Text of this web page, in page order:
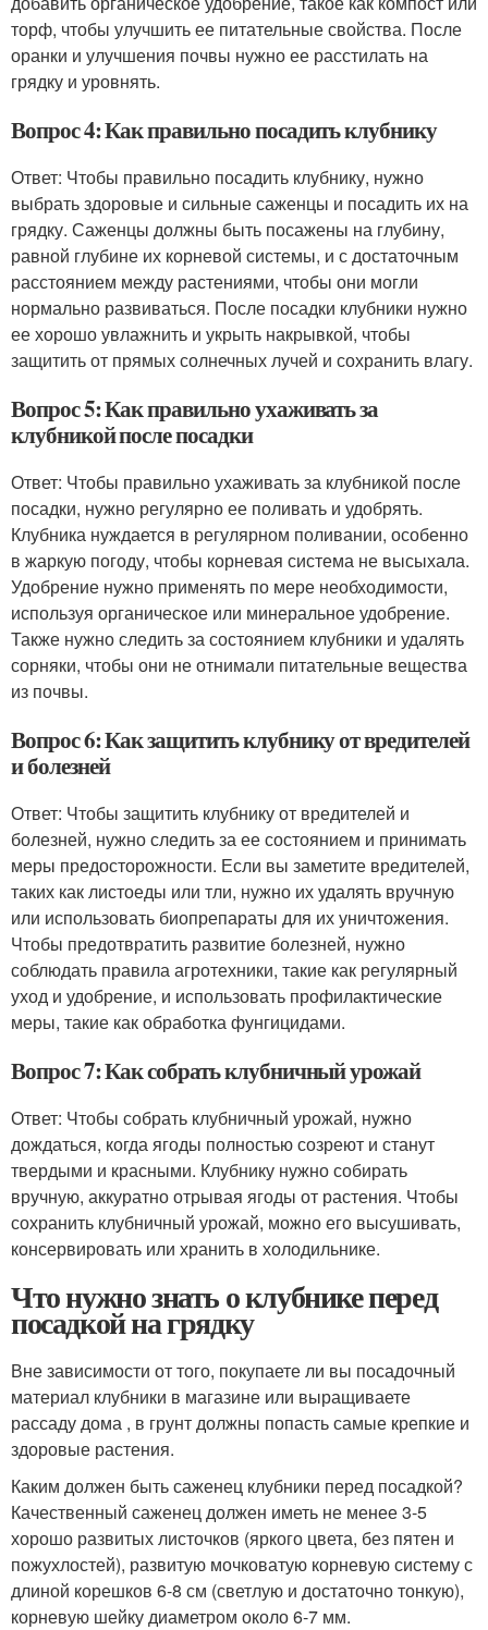
торф, чтобы улучшить ее питательные свойства. После
оранки и улучшения почвы нужно ее расстилать на
грядку и уровнять.
Вопрос 4: Как правильно посадить клубнику
Ответ: Чтобы правильно посадить клубнику, нужно
выбрать здоровые и сильные саженцы и посадить их на
грядку. Саженцы должны быть посажены на глубину,
равной глубине их корневой системы, и с достаточным
расстоянием между растениями, чтобы они могли
нормально развиваться. После посадки клубники нужно
ее хорошо увлажнить и укрыть накрывкой, чтобы
защитить от прямых солнечных лучей и сохранить влагу.
Вопрос 5: Как правильно ухаживать за
клубникой после посадки
Ответ: Чтобы правильно ухаживать за клубникой после
посадки, нужно регулярно ее поливать и удобрять.
Клубника нуждается в регулярном поливании, особенно
в жаркую погоду, чтобы корневая система не высыхала.
Удобрение нужно применять по мере необходимости,
используя органическое или минеральное удобрение.
Также нужно следить за состоянием клубники и удалять
сорняки, чтобы они не отнимали питательные вещества
из почвы.
Вопрос 6: Как защитить клубнику от вредителей
и болезней
Ответ: Чтобы защитить клубнику от вредителей и
болезней, нужно следить за ее состоянием и принимать
меры предосторожности. Если вы заметите вредителей,
таких как листоеды или тли, нужно их удалять вручную
или использовать биопрепараты для их уничтожения.
Чтобы предотвратить развитие болезней, нужно
соблюдать правила агротехники, такие как регулярный
уход и удобрение, и использовать профилактические
меры, такие как обработка фунгицидами.
Вопрос 7: Как собрать клубничный урожай
Ответ: Чтобы собрать клубничный урожай, нужно
дождаться, когда ягоды полностью созреют и станут
твердыми и красными. Клубнику нужно собирать
вручную, аккуратно отрывая ягоды от растения. Чтобы
сохранить клубничный урожай, можно его высушивать,
консервировать или хранить в холодильнике.
Что нужно знать о клубнике перед
посадкой на грядку
Вне зависимости от того, покупаете ли вы посадочный
материал клубники в магазине или выращиваете
рассаду дома , в грунт должны попасть самые крепкие и
здоровые растения.
Каким должен быть саженец клубники перед посадкой?
Качественный саженец должен иметь не менее 3-5
хорошо развитых листочков (яркого цвета, без пятен и
пожухлостей), развитую мочковатую корневую систему с
длиной корешков 6-8 см (светлую и достаточно тонкую),
корневую шейку диаметром около 6-7 мм.